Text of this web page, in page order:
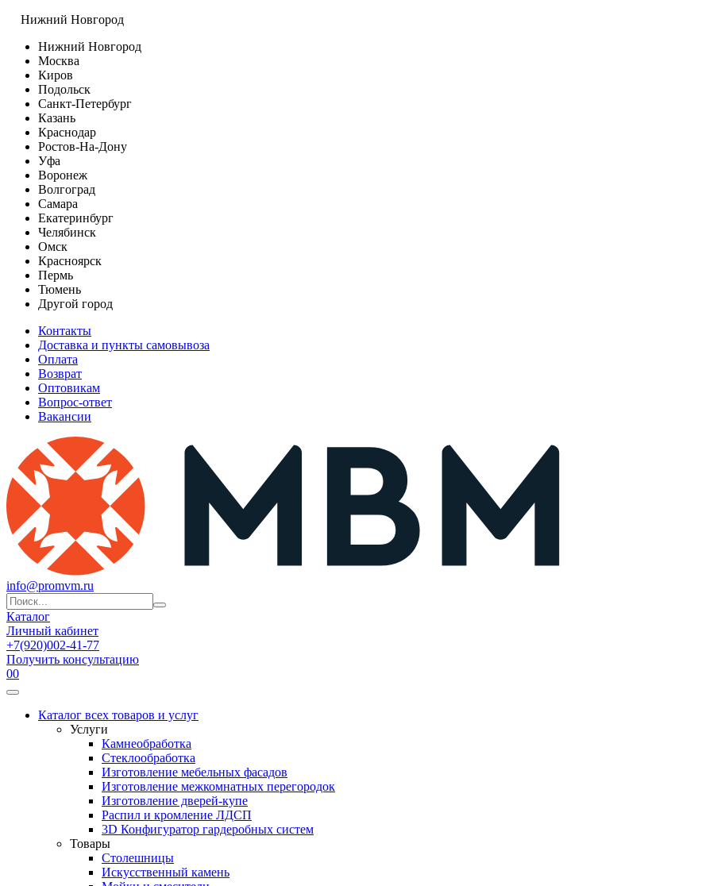
Нижний Новгород
Нижний Новгород
Москва
Киров
Подольск
Санкт-Петербург
Казань
Краснодар
Ростов-На-Дону
Уфа
Воронеж
Волгоград
Самара
Екатеринбург
Челябинск
Омск
Красноярск
Пермь
Тюмень
Другой город
Контакты
Доставка и пункты самовывоза
Оплата
Возврат
Оптовикам
Вопрос-ответ
Вакансии
info@promvm.ru
Каталог
Личный кабинет
+7(920)002-41-77
Получить консультацию
00
Каталог всех товаров и услуг
Услуги
Камнеобработка
Стеклообработка
Изготовление мебельных фасадов
Изготовление межкомнатных перегородок
Изготовление дверей-купе
Распил и кромление ЛДСП
3D Конфигуратор гардеробных систем
Товары
Столешницы
Искусственный камень